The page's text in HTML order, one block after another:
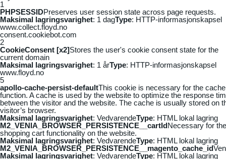
1
PHPSESSIDPreserves user session state across page requests.
Maksimal lagringsvarighet: 1 dagType: HTTP-informasjonskapsel
www.collect.floyd.no
consent.cookiebot.com
2
CookieConsent [x2]Stores the user's cookie consent state for the
current domain
Maksimal lagringsvarighet: 1 årType: HTTP-informasjonskapsel
www.floyd.no
5
apollo-cache-persist-defaultThis cookie is necessary for the cache
function. A cache is used by the website to optimize the response
between the visitor and the website. The cache is usually stored on
visitor’s browser.
Maksimal lagringsvarighet: VedvarendeType: HTML lokal lagring
M2_VENIA_BROWSER_PERSISTENCE__cartIdNecessary for the
shopping cart functionality on the website.
Maksimal lagringsvarighet: VedvarendeType: HTML lokal lagring
M2_VENIA_BROWSER_PERSISTENCE__magento_cache_id
Maksimal lagringsvarighet: VedvarendeType: HTML lokal lagring